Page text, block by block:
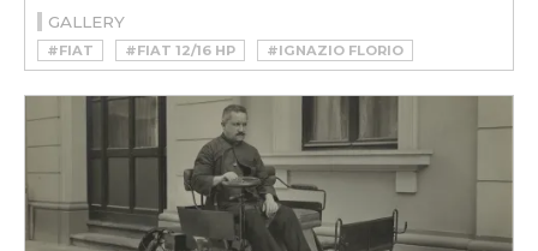
GALLERY
#FIAT #FIAT 12/16 HP
#IGNAZIO FLORIO
#MAUTO 12 PRIME VOLTE
#TARGA FLORIO